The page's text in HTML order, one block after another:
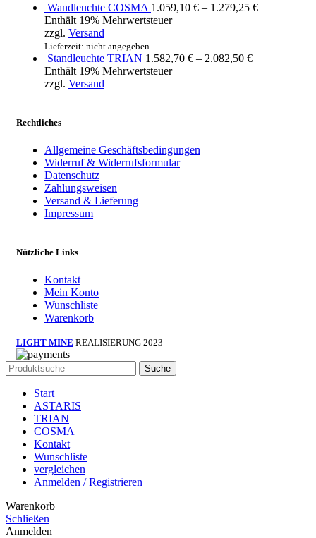
Wandleuchte COSMA 1.059,10 € – 1.279,25 €
Enthält 19% Mehrwertsteuer
zzgl. Versand
Lieferzeit: nicht angegeben
Standleuchte TRIAN 1.582,70 € – 2.082,50 €
Enthält 19% Mehrwertsteuer
zzgl. Versand
Rechtliches
Allgemeine Geschäftsbedingungen
Widerruf & Widerrufsformular
Datenschutz
Zahlungsweisen
Versand & Lieferung
Impressum
Nützliche Links
Kontakt
Mein Konto
Wunschliste
Warenkorb
LIGHT MINE REALISIERUNG 2023
Suche
Start
ASTARIS
TRIAN
COSMA
Kontakt
Wunschliste
vergleichen
Anmelden / Registrieren
Warenkorb
Schließen
Anmelden